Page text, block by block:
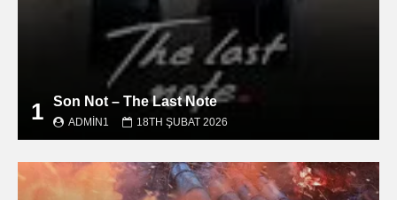
1 Son Not – The Last Note
ADMIN1 18TH ŞUBAT 2026